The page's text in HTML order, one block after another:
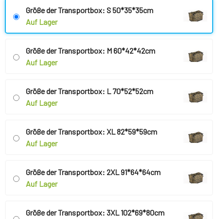
Größe der Transportbox: S 50*35*35cm
Auf Lager
Größe der Transportbox: M 60*42*42cm
Auf Lager
Größe der Transportbox: L 70*52*52cm
Auf Lager
Größe der Transportbox: XL 82*59*59cm
Auf Lager
Größe der Transportbox: 2XL 91*64*64cm
Auf Lager
Größe der Transportbox: 3XL 102*69*80cm